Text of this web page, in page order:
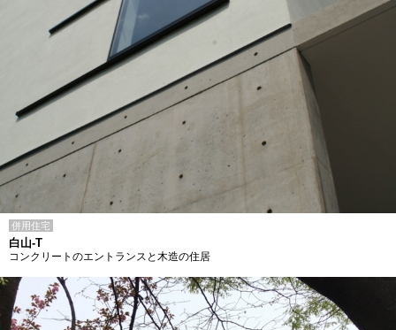
併用住宅
白山-T
コンクリートのエントランスと木造の住居